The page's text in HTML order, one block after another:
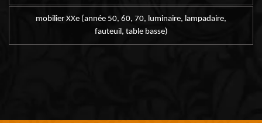
mobilier XXe (année 50, 60, 70, luminaire, lampadaire,
fauteuil, table basse)